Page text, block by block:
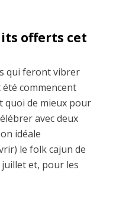
offerts cet
qui feront vibrer
été commencent
quoi de mieux pour
avec deux
idéale
le folk cajun de
juillet et, pour les